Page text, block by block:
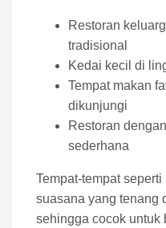
Restoran
tradisional
Kedai kecil di
Tempat makan
dikunjungi
Restoran
sederhana
Tempat-tempat
suasana yang tenang
sehingga cocok untuk